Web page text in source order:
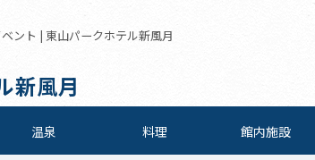
ント | 東山パークホテル新風月
新風月
温泉 料理 館内施設